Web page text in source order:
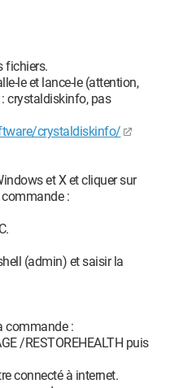
fichiers.
le et lance-le (attention,
crystaldiskinfo, pas
crystaldiskinfo/
et X et cliquer sur
:
(admin) et saisir la
commande :
/RESTOREHEALTH puis
connecté à internet.